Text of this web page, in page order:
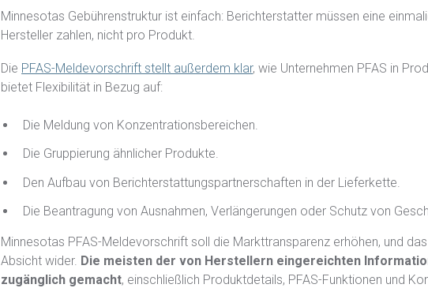
Minnesotas Gebührenstruktur ist einfach: Berichterstatter müssen eine
Hersteller zahlen, nicht pro Produkt.
Die PFAS-Meldevorschrift stellt außerdem klar, wie Unternehmen PFAS in
bietet Flexibilität in Bezug auf:
Die Meldung von Konzentrationsbereichen.
Die Gruppierung ähnlicher Produkte.
Den Aufbau von Berichterstattungspartnerschaften in der Lieferkette.
Die Beantragung von Ausnahmen, Verlängerungen oder Schutz von
Minnesotas PFAS-Meldevorschrift soll die Markttransparenz erhöhen, und
Absicht wider. Die meisten der von Herstellern eingereichten
zugänglich gemacht, einschließlich Produktdetails, PFAS-Funktionen und